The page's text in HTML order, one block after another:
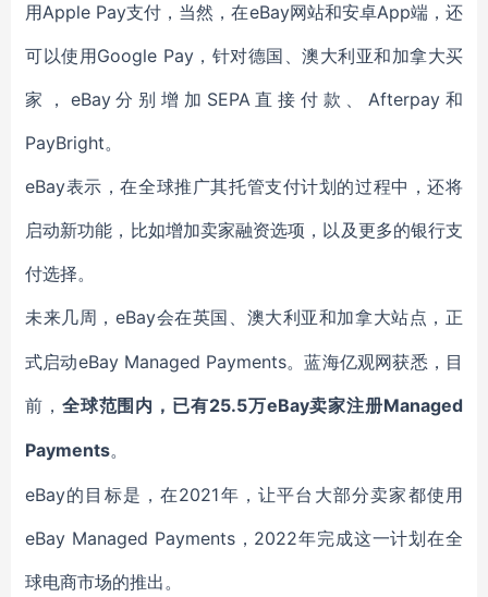
用Apple Pay支付，当然，在eBay网站和安卓App端，还
可以使用Google Pay，针对德国、澳大利亚和加拿大买
家，eBay分别增加SEPA直接付款、Afterpay和
PayBright。
eBay表示，在全球推广其托管支付计划的过程中，还将
启动新功能，比如增加卖家融资选项，以及更多的银行支
付选择。
未来几周， eBay会在英国、澳大利亚和加拿大站点，正
式启动eBay Managed Payments。蓝海亿观网获悉，目
前， 全球范围内，已有25.5万eBay卖家注册Managed
Payments。
eBay的目标是，在2021年，让平台大部分卖家都使用
eBay Managed Payments，2022年完成这一计划在全
球电商市场的推出。